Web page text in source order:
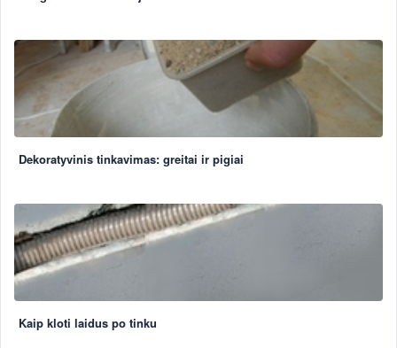
Dekoratyvinis tinkavimas: greitai ir pigiai
Kaip kloti laidus po tinku